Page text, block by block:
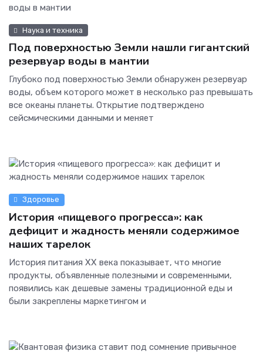
Наука и техника
Под поверхностью Земли нашли гигантский
резервуар воды в мантии
Глубоко под поверхностью Земли обнаружен резервуар
воды, объем которого может в несколько раз превышать
все океаны планеты. Открытие подтверждено
сейсмическими данными и меняет
Здоровье
История «пищевого прогресса»: как
дефицит и жадность меняли содержимое
наших тарелок
История питания XX века показывает, что многие
продукты, объявленные полезными и современными,
появились как дешевые замены традиционной еды и
были закреплены маркетингом и